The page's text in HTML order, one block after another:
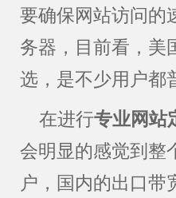
要确保网站访问的
务器，目前看，美
选，是不少用户都
在进行专业网站
会明显的感觉到整
户，国内的出口